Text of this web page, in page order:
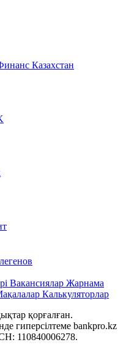
Казахстан
Вакансиялар Жарнама
Калькуляторлар
қорғалған.
гиперсілтеме bankpro.kz
110840006278.